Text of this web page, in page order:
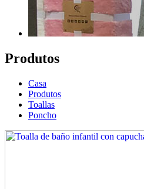
Produtos
Casa
Produtos
Toallas
Poncho